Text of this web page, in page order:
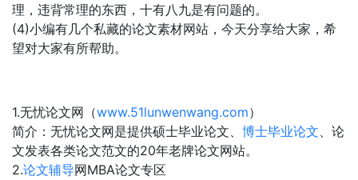
理，违背常理的东西，十有八九是有问题的。
(4)小编有几个私藏的论文素材网站，今天分享给大家，希
望对大家有所帮助。
1.无忧论文网（www.51lunwenwang.com）
简介：无忧论文网是提供硕士毕业论文、 博士毕业论文、论
文发表各类论文范文的20年老牌论文网站。
2.论文辅导网MBA论文专区